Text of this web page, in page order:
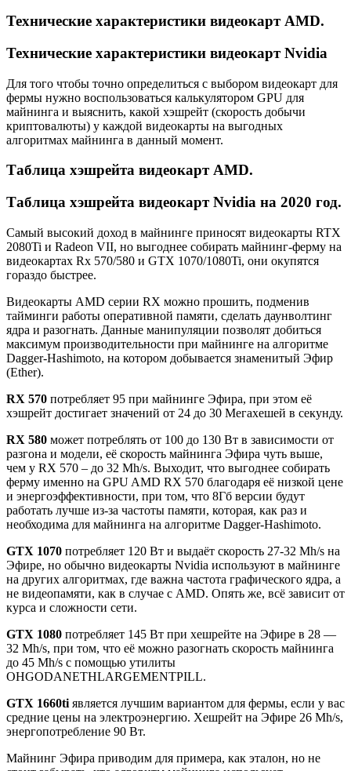
Технические характеристики видеокарт AMD.
Технические характеристики видеокарт Nvidia
Для того чтобы точно определиться с выбором видеокарт для
фермы нужно воспользоваться калькулятором GPU для
майнинга и выяснить, какой хэшрейт (скорость добычи
криптовалюты) у каждой видеокарты на выгодных
алгоритмах майнинга в данный момент.
Таблица хэшрейта видеокарт AMD.
Таблица хэшрейта видеокарт Nvidia на 2020 год.
Самый высокий доход в майнинге приносят видеокарты RTX
2080Ti и Radeon VII, но выгоднее собирать майнинг-ферму на
видеокартах Rx 570/580 и GTX 1070/1080Ti, они окупятся
гораздо быстрее.
Видеокарты AMD серии RX можно прошить, подменив
тайминги работы оперативной памяти, сделать даунволтинг
ядра и разогнать. Данные манипуляции позволят добиться
максимум производительности при майнинге на алгоритме
Dagger-Hashimoto, на котором добывается знаменитый Эфир
(Ether).
RX 570 потребляет 95 при майнинге Эфира, при этом её
хэшрейт достигает значений от 24 до 30 Мегахешей в секунду.
RX 580 может потреблять от 100 до 130 Вт в зависимости от
разгона и модели, её скорость майнинга Эфира чуть выше,
чем у RX 570 – до 32 Mh/s. Выходит, что выгоднее собирать
ферму именно на GPU AMD RX 570 благодаря её низкой цене
и энергоэффективности, при том, что 8Гб версии будут
работать лучше из-за частоты памяти, которая, как раз и
необходима для майнинга на алгоритме Dagger-Hashimoto.
GTX 1070 потребляет 120 Вт и выдаёт скорость 27-32 Mh/s на
Эфире, но обычно видеокарты Nvidia используют в майнинге
на других алгоритмах, где важна частота графического ядра, а
не видеопамяти, как в случае с AMD. Опять же, всё зависит от
курса и сложности сети.
GTX 1080 потребляет 145 Вт при хешрейте на Эфире в 28 —
32 Mh/s, при том, что её можно разогнать скорость майнинга
до 45 Mh/s с помощью утилиты
OHGODANETHLARGEMENTPILL.
GTX 1660ti является лучшим вариантом для фермы, если у вас
средние цены на электроэнергию. Хешрейт на Эфире 26 Mh/s,
энергопотребление 90 Вт.
Майнинг Эфира приводим для примера, как эталон, но не